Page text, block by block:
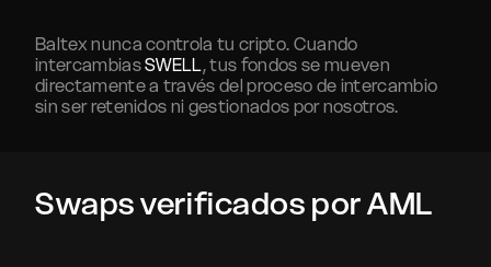
Baltex nunca controla tu cripto. Cuando
intercambiasSWELL, tus fondos se mueven
directamente a través del proceso de intercambio
sin ser retenidos ni gestionados por nosotros.
Swaps verificados por AML